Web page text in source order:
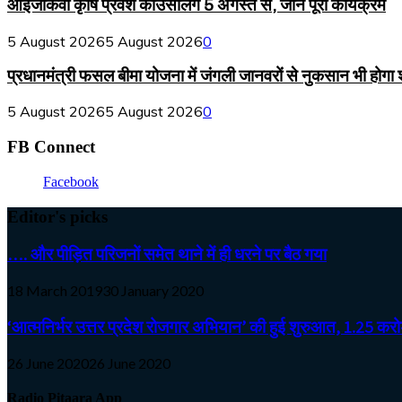
आईजीकेवी कृषि प्रवेश काउंसलिंग 5 अगस्त से, जानें पूरा कार्यक्रम
5 August 20265 August 20260
प्रधानमंत्री फसल बीमा योजना में जंगली जानवरों से नुकसान भी होगा
5 August 20265 August 20260
FB Connect
Facebook
Editor's picks
…. और पीड़ित परिजनों समेत थाने में ही धरने पर बैठ गया
18 March 201930 January 2020
‘आत्मनिर्भर उत्तर प्रदेश रोजगार अभियान’ की हुई शुरुआत, 1.25
26 June 202026 June 2020
Radio Pitaara App